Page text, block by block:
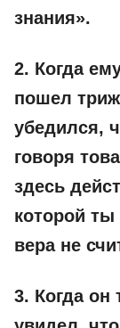
знания».
2. Когда
пошел
убедился,
говоря
здесь
которой ты
вера не
3. Когда он